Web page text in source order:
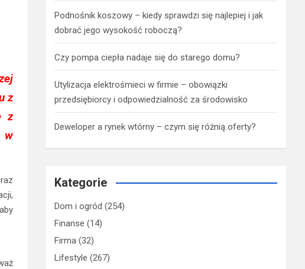
z
z
w
Podnośnik koszowy – kiedy sprawdzi się najlepiej i jak
dobrać jego wysokość roboczą?
Czy pompa ciepła nadaje się do starego domu?
Utylizacja elektrośmieci w firmie – obowiązki
przedsiębiorcy i odpowiedzialność za środowisko
Deweloper a rynek wtórny – czym się różnią oferty?
Kategorie
Dom i ogród (254)
Finanse (14)
Firma (32)
Lifestyle (267)